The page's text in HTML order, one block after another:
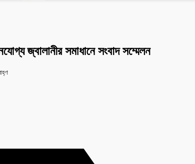
জ্বালানীর সমাধানে সংবাদ সম্মেলন